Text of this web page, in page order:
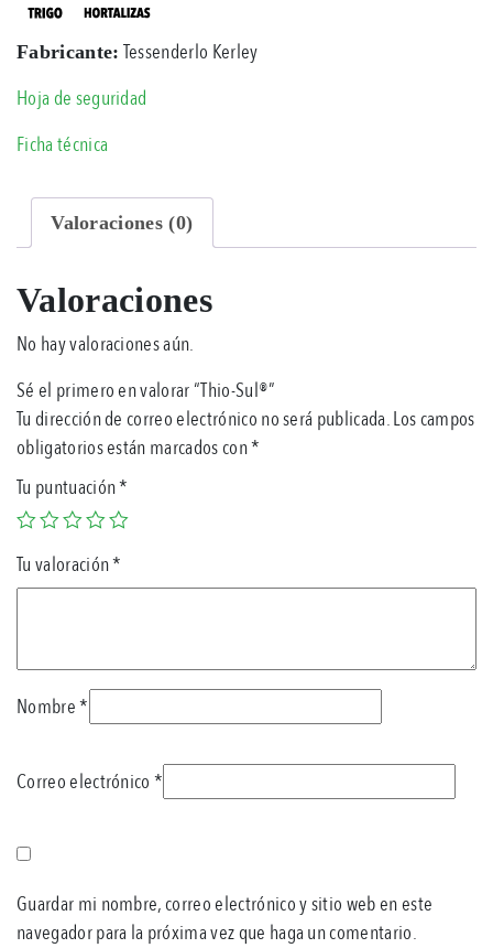
Fabricante: Tessenderlo Kerley
Hoja de seguridad
Ficha técnica
Valoraciones (0)
Valoraciones
No hay valoraciones aún.
Sé el primero en valorar “Thio-Sul®”
Tu dirección de correo electrónico no será publicada.Los campos
obligatorios están marcados con*
Tu puntuación*
Tu valoración*
Nombre*
Correo electrónico*
Guardar mi nombre, correo electrónico y sitio web en este
navegador para la próxima vez que haga un comentario.